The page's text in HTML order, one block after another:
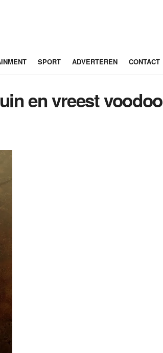
SPORT ADVERTEREN CONTACT
en vreest voodoo